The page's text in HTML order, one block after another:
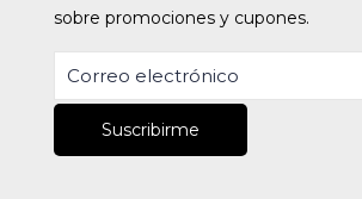
sobre promociones y cupones.